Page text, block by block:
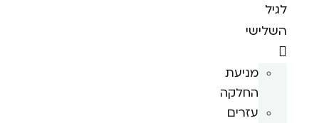
לגיל
השלישי
מניעת
החלקה
עזרים